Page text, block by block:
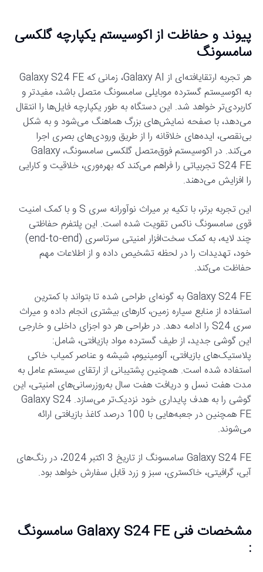
پیوند و حفاظت از اکوسیستم یکپارچه گلکسی
سامسونگ
هر تجربه ارتقایافته‌ای از Galaxy AI، زمانی که Galaxy S24 FE
به اکوسیستم گسترده موبایلی سامسونگ متصل باشد، مفیدتر و
کاربردی‌تر خواهد شد. این دستگاه به طور یکپارچه فایل‌ها را انتقال
می‌دهد، با صفحه نمایش‌های بزرگ هماهنگ می‌شود و به شکل
بی‌نقصی، ایده‌های خلاقانه را از طریق ورودی‌های بصری اجرا
می‌کند. در اکوسیستم فوق‌متصل گلکسی سامسونگ، Galaxy
S24 FE تجربیاتی را فراهم می‌کند که بهره‌وری، خلاقیت و کارایی
را افزایش می‌دهند.
این تجربه برتر، با تکیه بر میراث نوآورانه سری S و با کمک امنیت
قوی سامسونگ ناکس تقویت شده است. این پلتفرم حفاظتی
چند لایه، به کمک سخت‌افزار امنیتی سرتاسری (end-to-end)
خود، تهدیدات را در لحظه تشخیص داده و از اطلاعات مهم
حفاظت می‌کند.
Galaxy S24 FE به گونه‌ای طراحی شده تا بتواند با کمترین
استفاده از منابع سیاره زمین، کارهای بیشتری انجام داده و میراث
سری S24 را ادامه دهد. در طراحی هر دو اجزای داخلی و خارجی
این گوشی جدید، از طیف گسترده مواد بازیافتی، شامل:
پلاستیک‌های بازیافتی، آلومینیوم، شیشه و عناصر کمیاب خاکی
استفاده شده است. همچنین پشتیبانی از ارتقای سیستم عامل به
مدت هفت نسل و دریافت هفت سال به‌روزرسانی‌های امنیتی، این
گوشی را به هدف پایداری خود نزدیک‌تر می‌سازد. Galaxy S24
FE همچنین در جعبه‌هایی با 100 درصد کاغذ بازیافتی ارائه
می‌شوند.
Galaxy S24 FE سامسونگ از تاریخ 3 اکتبر 2024، در رنگ‌های
آبی، گرافیتی، خاکستری، سبز و زرد قابل سفارش خواهد بود.
مشخصات فنی Galaxy S24 FE سامسونگ
: